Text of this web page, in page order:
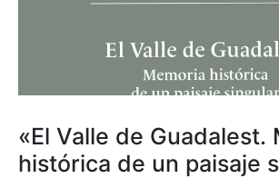
«El Valle de Guadalest.
histórica de un paisaje